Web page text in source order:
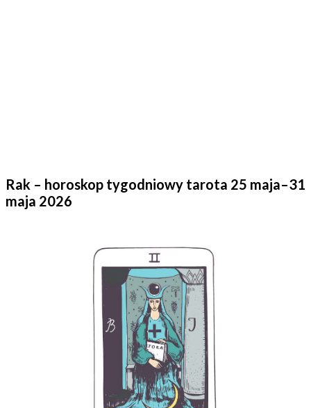
Rak – horoskop tygodniowy tarota 25 maja–31
maja 2026